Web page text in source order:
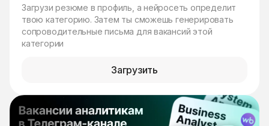
Загрузи резюме в профиль, а нейросеть определит
твою категорию. Затем ты сможешь генерировать
сопроводительные письма для вакансий этой
категории
Загрузить